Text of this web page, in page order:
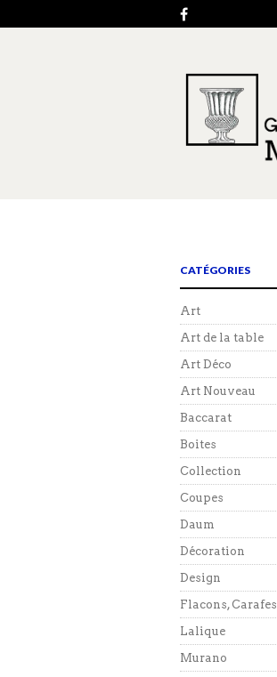
CATÉGORIES
Art
Art de la table
Art Déco
Art Nouveau
Baccarat
Boites
Collection
Coupes
Daum
Décoration
Design
Flacons, Carafes
Lalique
Murano